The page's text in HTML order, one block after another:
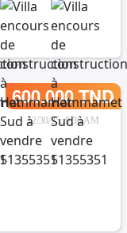
600.000 TND
12/30/25, 9:36 AM